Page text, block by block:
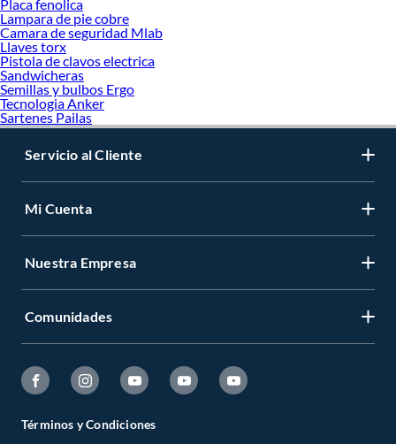
Placa fenolica
Lampara de pie cobre
Camara de seguridad Mlab
Llaves torx
Pistola de clavos electrica
Sandwicheras
Semillas y bulbos Ergo
Tecnologia Anker
Sartenes Pailas
Servicio al Cliente
Mi Cuenta
Nuestra Empresa
Comunidades
Términos y Condiciones